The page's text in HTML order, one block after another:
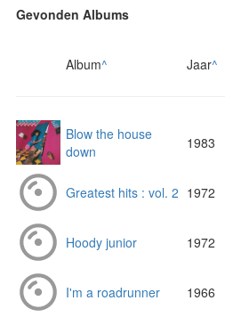
Gevonden Albums
Album^ Jaar^
Blow the house
down
1983
Greatest hits : vol. 2 1972
Hoody junior 1972
I'm a roadrunner 1966